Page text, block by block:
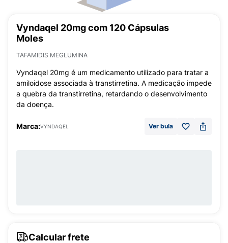
Vyndaqel 20mg com 120 Cápsulas
Moles
TAFAMIDIS MEGLUMINA
Vyndaqel 20mg é um medicamento utilizado para tratar a
amiloidose associada à transtirretina. A medicação impede
a quebra da transtirretina, retardando o desenvolvimento
da doença.
Marca:VYNDAQEL Ver bula
Calcular frete